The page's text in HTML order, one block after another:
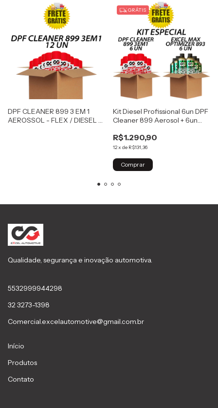
DPF CLEANER 899 3 EM 1
AEROSSOL - FLEX / DIESEL –
GRÁTIS
Kit Diesel Profissional 6un DPF
Cleaner 899 Aerosol + 6un
Biocida
R$1.290,90
12x de R$131,36
Qualidade, segurança e inovação automotiva.
5532999944298
32 3273-1398
Comercial.excelautomotive@gmail.com.br
Início
Produtos
Contato